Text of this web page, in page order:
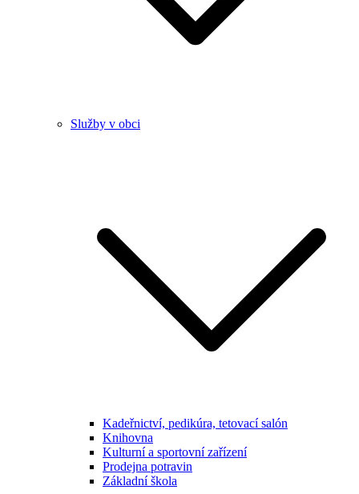
Služby v obci
Kadeřnictví, pedikúra, tetovací salón
Knihovna
Kulturní a sportovní zařízení
Prodejna potravin
Základní škola